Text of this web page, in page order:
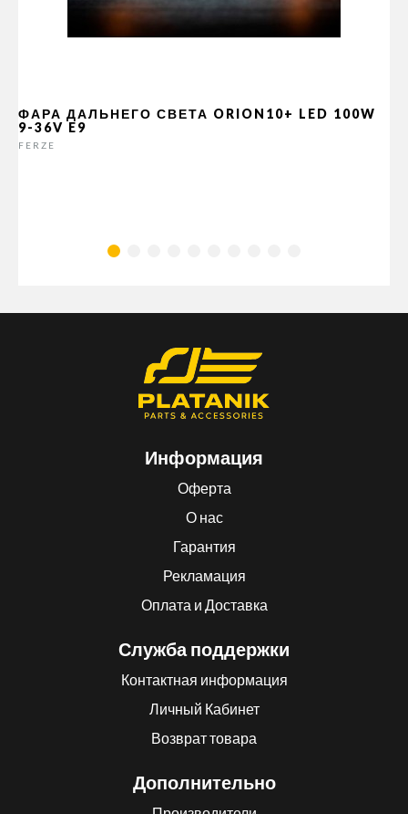
ФАРА ДАЛЬНЕГО СВЕТА ORION10+ LED 100W
9-36V E9
FERZE
Информация
Оферта
О нас
Гарантия
Рекламация
Оплата и Доставка
Служба поддержки
Контактная информация
Личный Кабинет
Возврат товара
Дополнительно